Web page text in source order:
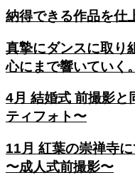
納得できる作品を仕
真摯にダンスに取り
心にまで響いていく。
4月 結婚式 前撮影と
ティフォト〜
11月 紅葉の崇禅寺
〜成人式前撮影〜